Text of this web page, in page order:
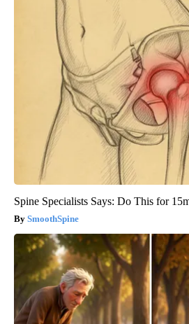
Spine Specialists Says: Do This for
SmoothSpine